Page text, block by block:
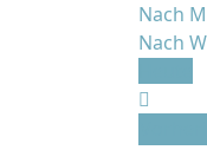
Nach
Nach